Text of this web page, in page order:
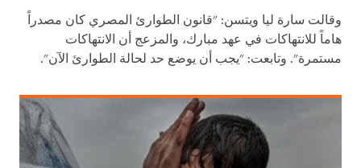
وقالت سارة ليا ويتسن: "قانون الطوارئ المصري كان مصدراً
هاماً للانتهاكات في عهد مبارك، والمزعج أن الانتهاكات
مستمرة". وتابعت: "يجب أن يوضع حد لحالة الطوارئ الآن".